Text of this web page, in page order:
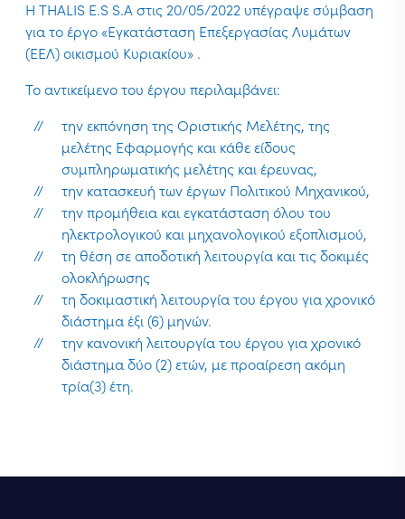
Η THALIS E.S S.A στις 20/05/2022 υπέγραψε σύμβαση
για το έργο «Εγκατάσταση Επεξεργασίας Λυμάτων
(ΕΕΛ) οικισμού Κυριακίου» .
Το αντικείμενο του έργου περιλαμβάνει:
την εκπόνηση της Οριστικής Μελέτης, της
μελέτης Εφαρμογής και κάθε είδους
συμπληρωματικής μελέτης και έρευνας,
την κατασκευή των έργων Πολιτικού Μηχανικού,
την προμήθεια και εγκατάσταση όλου του
ηλεκτρολογικού και μηχανολογικού εξοπλισμού,
τη θέση σε αποδοτική λειτουργία και τις δοκιμές
ολοκλήρωσης
τη δοκιμαστική λειτουργία του έργου για χρονικό
διάστημα έξι (6) μηνών.
την κανονική λειτουργία του έργου για χρονικό
διάστημα δύο (2) ετών, με προαίρεση ακόμη
τρία(3) έτη.